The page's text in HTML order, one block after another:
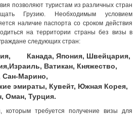
позволяют туристам из различных стран
Грузию. Необходимым условием
наличие паспорта со сроком действия
на территории страны без визы в
следующих стран:
Канада, Япония, Швейцария,
Израиль, Ватикан, Княжество,
Сан-Марино,
эмираты, Кувейт, Южная Корея,
Оман, Турция.
которым требуется получение визы для